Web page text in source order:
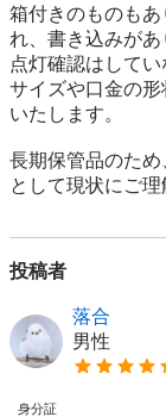
箱付きのものも
れ、書き込みがあ
点灯確認はして
サイズや口金の
いたします。
長期保管品のた
として現状にご
投稿者
落合
男性
身分証